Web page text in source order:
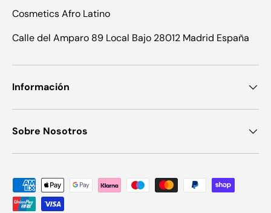
Cosmetics Afro Latino
Calle del Amparo 89 Local Bajo 28012 Madrid España
Información
Sobre Nosotros
Formas de pago aceptadas